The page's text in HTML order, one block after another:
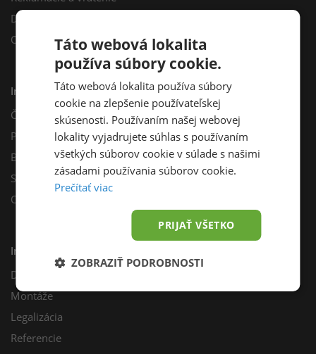
Darčekový poukaz
Odberné miesta
Informácie
Často kladené otázky
Poradňa
Blog
Sprievodca výberom fotovoltiky
Odporúčací program
Inštalácie
Dotácie
Montáže
Legalizácia
Referencie
Táto webová lokalita
používa súbory cookie.
Táto webová lokalita používa súbory
cookie na zlepšenie používateľskej
skúsenosti. Používaním našej webovej
lokality vyjadrujete súhlas s používaním
všetkých súborov cookie v súlade s našimi
zásadami používania súborov cookie.
Prečítať viac
PRIJAŤ VŠETKO
ZOBRAZIŤ PODROBNOSTI